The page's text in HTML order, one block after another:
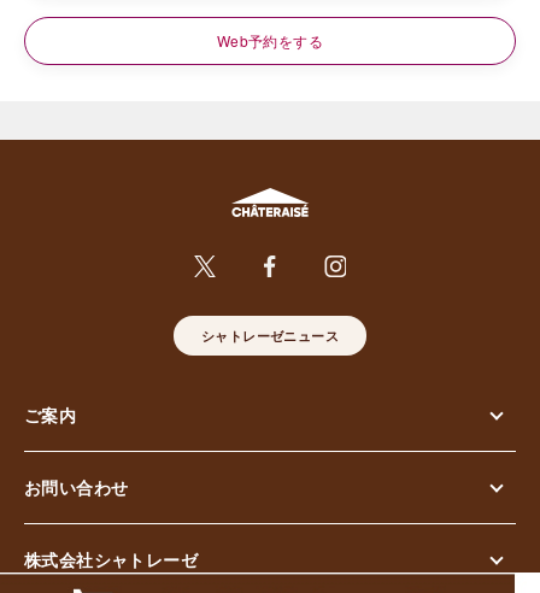
Web予約をする
シャトレーゼニュース
ご案内
お問い合わせ
株式会社シャトレーゼ